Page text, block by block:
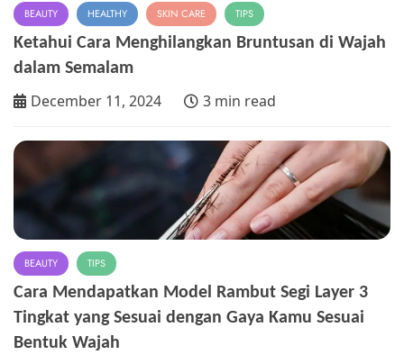
BEAUTY HEALTHY SKIN CARE TIPS
Ketahui Cara Menghilangkan Bruntusan di Wajah
dalam Semalam
December 11, 2024 3 min read
BEAUTY TIPS
Cara Mendapatkan Model Rambut Segi Layer 3
Tingkat yang Sesuai dengan Gaya Kamu Sesuai
Bentuk Wajah